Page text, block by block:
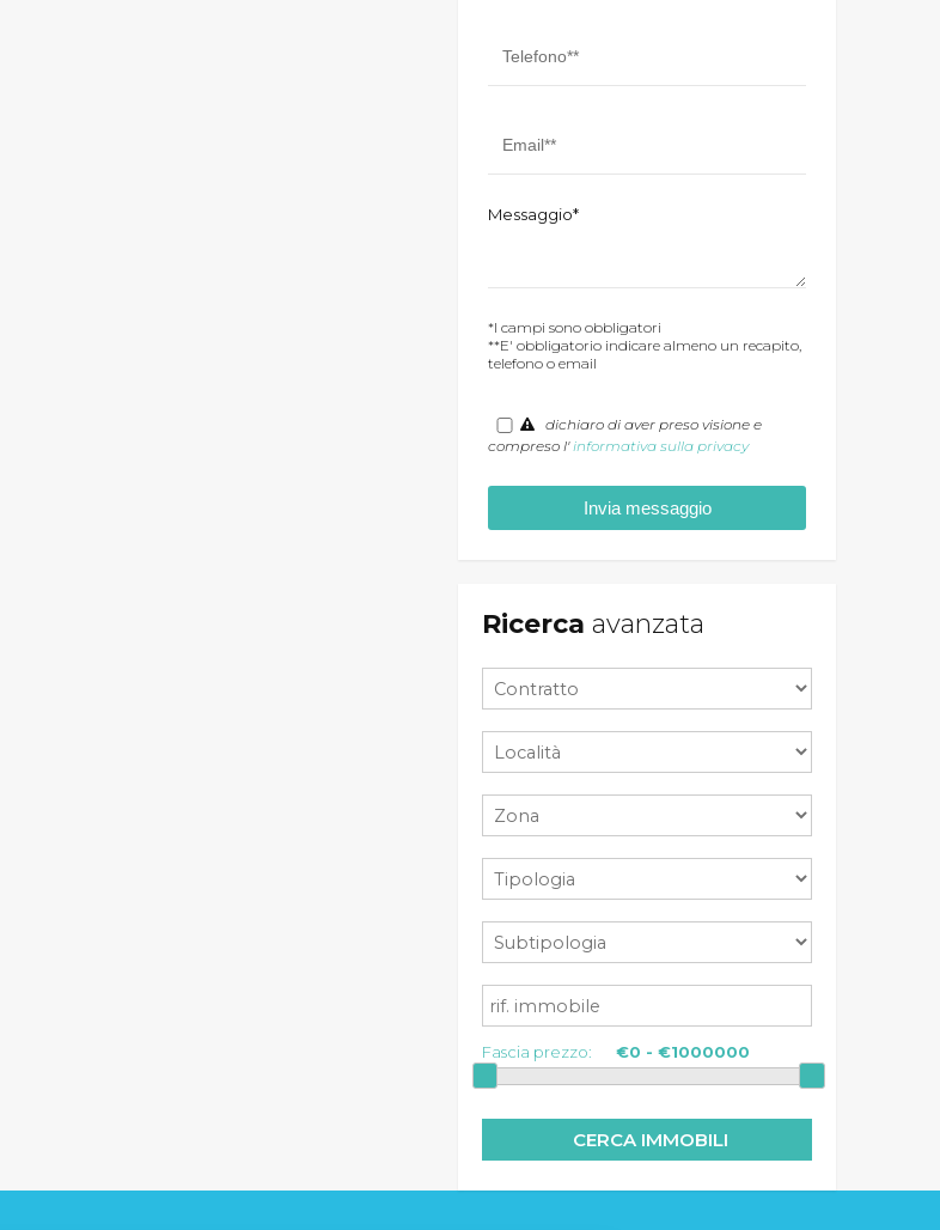
Messaggio*
*I campi sono obbligatori
**E' obbligatorio indicare almeno un recapito,
telefono o email
dichiaro di aver preso visione e
compreso l'informativa sulla privacy
Ricerca avanzata
Fascia prezzo: